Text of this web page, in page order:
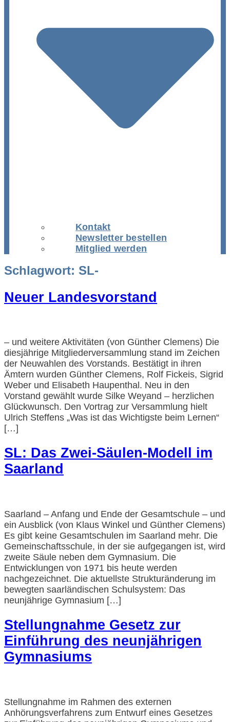
Kontakt
Newsletter bestellen
Mitglied werden
Schlagwort: SL-
Neuer Landesvorstand
– und weitere Aktivitäten (von Günther Clemens) Die
diesjährige Mitgliederversammlung stand im Zeichen
der Neuwahlen des Vorstands. Bestätigt in ihren
Ämtern wurden Günther Clemens, Rolf Fickeis, Sigrid
Weber und Elisabeth Haupenthal. Neu in den
Vorstand gewählt wurde Silke Weyand – herzlichen
Glückwunsch. Den Vortrag zur Versammlung hielt
Ulrich Steffens „Was ist das Wichtigste beim Lernen“
[…]
SL: Das Zwei-Säulen-Modell im
Saarland
Saarland – Anfang und Ende der Gesamtschule – und
ein Ausblick (von Klaus Winkel und Günther Clemens)
Es gibt keine Gesamtschulen im Saarland mehr. Die
Gemeinschaftsschule, in der sie aufgegangen ist, wird
zweite Säule neben dem Gymnasium. Die
Entwicklungen von 1971 bis heute werden
nachgezeichnet. Die aktuellste Strukturänderung im
bewegten saarländischen Schulsystem: Das
neunjährige Gymnasium […]
Stellungnahme Gesetz zur
Einführung des neunjährigen
Gymnasiums
Stellungnahme im Rahmen des externen
Anhörungsverfahrens zum Entwurf eines Gesetzes